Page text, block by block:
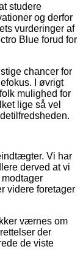
studere
og derfor
vurderinger af
Blue forud for
chancer for
I øvrigt
mulighed for
lige så vel
Vi har
derved at vi
videre foretager
værnes om
der
de viste